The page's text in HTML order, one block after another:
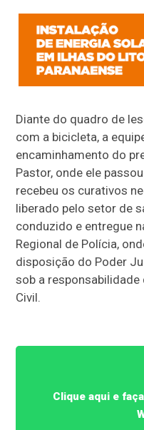
Diante do quadro de
com a bicicleta, a
encaminhamento do
Pastor, onde ele
recebeu os curativos
liberado pelo setor de
conduzido e entregue
Regional de Polícia,
disposição do Poder
sob a
Civil.
Clique aqui e